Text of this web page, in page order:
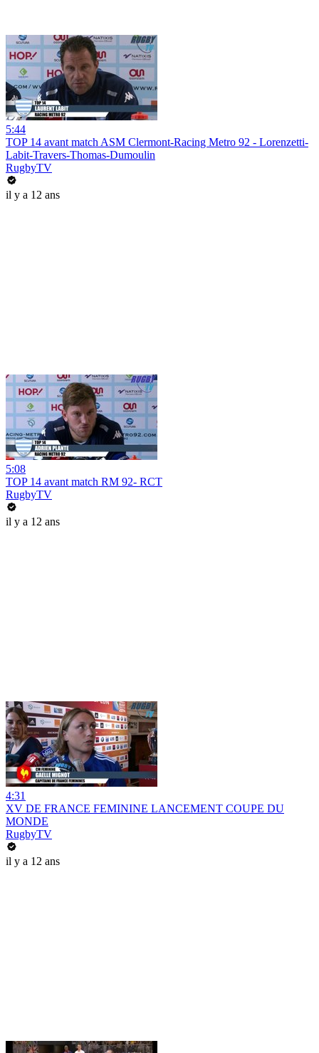
5:44
TOP 14 avant match ASM Clermont-Racing Metro 92 - Lorenzetti-
Labit-Travers-Thomas-Dumoulin
RugbyTV
il y a 12 ans
5:08
TOP 14 avant match RM 92- RCT
RugbyTV
il y a 12 ans
4:31
XV DE FRANCE FEMININE LANCEMENT COUPE DU
MONDE
RugbyTV
il y a 12 ans